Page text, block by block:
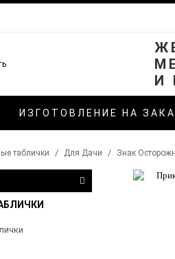
И
ИЗГОТОВЛЕНИЕ НА
таблички Для Дачи Знак